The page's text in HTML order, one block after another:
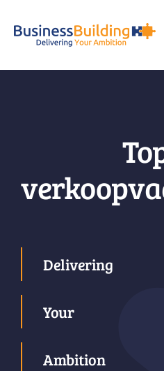
Delivering
Your
Ambition